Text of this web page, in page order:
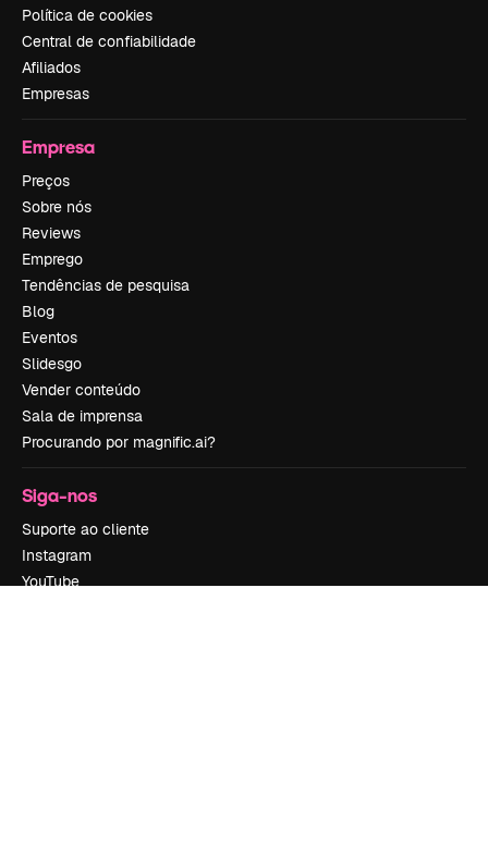
Política de cookies
Central de confiabilidade
Afiliados
Empresas
Empresa
Preços
Sobre nós
Reviews
Emprego
Tendências de pesquisa
Blog
Eventos
Slidesgo
Vender conteúdo
Sala de imprensa
Procurando por magnific.ai?
Siga-nos
Suporte ao cliente
Instagram
YouTube